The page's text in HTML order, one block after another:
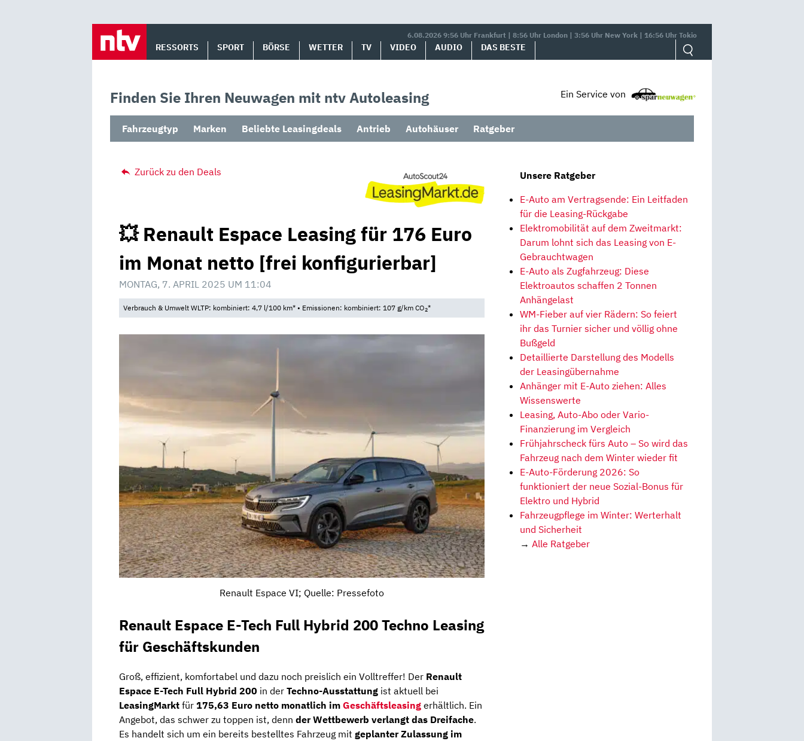
6.08.2026 9:56 Uhr Frankfurt | 8:56 Uhr London | 3:56 Uhr New York | 16:56 Uhr Tokio
RESSORTS SPORT BÖRSE WETTER TV VIDEO AUDIO DAS BESTE
Finden Sie Ihren Neuwagen mit ntv Autoleasing Ein Service von
Fahrzeugtyp Marken Beliebte Leasingdeals Antrieb Autohäuser Ratgeber
Zurück zu den Deals
💥 Renault Espace Leasing für 176 Euro
im Monat netto [frei konfigurierbar]
MONTAG, 7. APRIL 2025 UM 11:04
Verbrauch & Umwelt WLTP: kombiniert: 4,7 l/100 km* • Emissionen: kombiniert: 107 g/km CO2*
Renault Espace VI; Quelle: Pressefoto
Renault Espace E-Tech Full Hybrid 200 Techno Leasing
für Geschäftskunden
Groß, effizient, komfortabel und dazu noch preislich ein Volltreffer! Der Renault
Espace E-Tech Full Hybrid 200 in der Techno-Ausstattung ist aktuell bei
LeasingMarkt für 175,63 Euro netto monatlich im Geschäftsleasing erhältlich. Ein
Angebot, das schwer zu toppen ist, denn der Wettbewerb verlangt das Dreifache.
Es handelt sich um ein bereits bestelltes Fahrzeug mit geplanter Zulassung im
Unsere Ratgeber
E-Auto am Vertragsende: Ein Leitfaden
für die Leasing-Rückgabe
Elektromobilität auf dem Zweitmarkt:
Darum lohnt sich das Leasing von E-
Gebrauchtwagen
E-Auto als Zugfahrzeug: Diese
Elektroautos schaffen 2 Tonnen
Anhängelast
WM-Fieber auf vier Rädern: So feiert
ihr das Turnier sicher und völlig ohne
Bußgeld
Detaillierte Darstellung des Modells
der Leasingübernahme
Anhänger mit E-Auto ziehen: Alles
Wissenswerte
Leasing, Auto-Abo oder Vario-
Finanzierung im Vergleich
Frühjahrscheck fürs Auto – So wird das
Fahrzeug nach dem Winter wieder fit
E-Auto-Förderung 2026: So
funktioniert der neue Sozial-Bonus für
Elektro und Hybrid
Fahrzeugpflege im Winter: Werterhalt
und Sicherheit
→ Alle Ratgeber